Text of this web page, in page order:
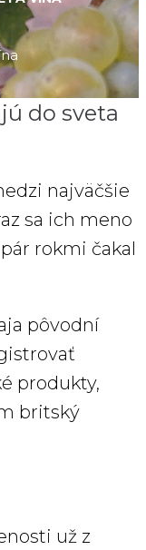
do sveta
najväčšie
sa ich meno
rokmi čakal
pôvodní
produkty,
britský
už z